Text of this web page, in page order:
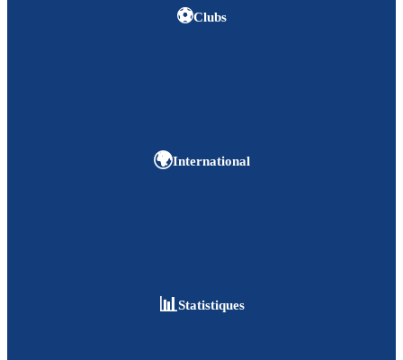
⚽Clubs
🌍International
📊Statistiques